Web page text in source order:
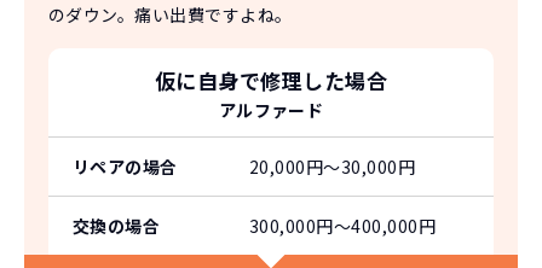
のダウン。痛い出費ですよね。
仮に自身で修理した場合
アルファード
リペアの場合 20,000円〜30,000円
交換の場合 300,000円〜400,000円